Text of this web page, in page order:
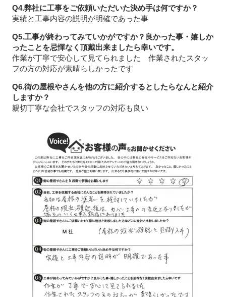
Q4.弊社に工事をご依頼いただいた決め手は何ですか？
実績と工事内容の説明が明確であった事
Q5.工事が終わってみていかがですか？良かった事・嬉しか
ったことを忌憚なく頂戴出来ましたら幸いです。
作業が丁寧で安心して見てられました 作業されたスタッ
フの方の対応が素晴らしかったです
Q6.街の屋根やさんを他の方に紹介するとしたらなんと紹介
しますか？
親切丁寧な会社でスタッフの対応も良い